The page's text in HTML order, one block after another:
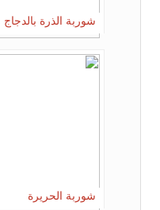
شوربة الذرة
شوربة الحريرة